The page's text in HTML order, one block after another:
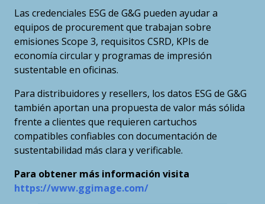
Las credenciales ESG de G&G pueden ayudar a
equipos de procurement que trabajan sobre
emisiones Scope 3, requisitos CSRD, KPIs de
economía circular y programas de impresión
sustentable en oficinas.
Para distribuidores y resellers, los datos ESG de G&G
también aportan una propuesta de valor más sólida
frente a clientes que requieren cartuchos
compatibles confiables con documentación de
sustentabilidad más clara y verificable.
Para obtener más información visita
https://www.ggimage.com/